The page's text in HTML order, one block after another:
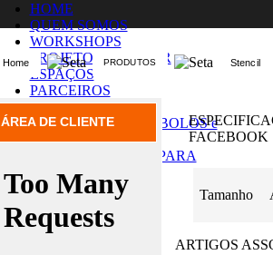
HOME
QUEM SOMOS
WORKSHOPS
PROJETO DE AUTOR
ESPAÇOS
PARCEIROS
CATÁLOGOS
FORMAS para BOLOS e
BOLACHAS
MOBILIÁRIO PARA
RESTAURO
DESTAQUES
PROMOÇÕES
NOVIDADES
CONTACTOS
Home PRODUTOS Stencil
ÁREA DE CLIENTE
FACEBOOK
Tamanho
ARTIGOS